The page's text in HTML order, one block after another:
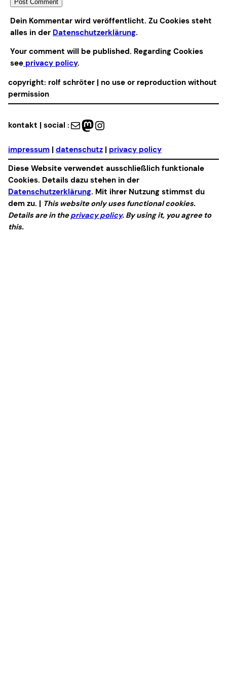
Alternative:
Dein Kommentar wird veröffentlicht. Zu Cookies steht
alles in der Datenschutzerklärung.
Your comment will be published. Regarding Cookies
see privacy policy.
copyright: rolf schröter | no use or reproduction without
permission
kontakt | social : Mail Mastodon Instagram
impressum | datenschutz | privacy policy
Diese Website verwendet ausschließlich funktionale
Cookies. Details dazu stehen in der
Datenschutzerklärung. Mit ihrer Nutzung stimmst du
dem zu. | This website only uses functional cookies.
Details are in theprivacy policy. By using it, you agree to
this.